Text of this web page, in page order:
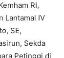
RI,
Lantamal IV
SE,
Sekda
Petinggi di